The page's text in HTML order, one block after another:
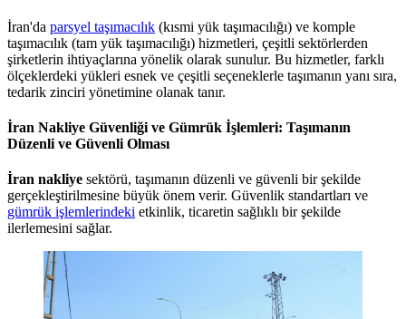
İran'da parsyel taşımacılık (kısmi yük taşımacılığı) ve komple
taşımacılık (tam yük taşımacılığı) hizmetleri, çeşitli sektörlerden
şirketlerin ihtiyaçlarına yönelik olarak sunulur. Bu hizmetler, farklı
ölçeklerdeki yükleri esnek ve çeşitli seçeneklerle taşımanın yanı sıra,
tedarik zinciri yönetimine olanak tanır.
İran Nakliye Güvenliği ve Gümrük İşlemleri: Taşımanın
Düzenli ve Güvenli Olması
İran nakliye sektörü, taşımanın düzenli ve güvenli bir şekilde
gerçekleştirilmesine büyük önem verir. Güvenlik standartları ve
gümrük işlemlerindeki etkinlik, ticaretin sağlıklı bir şekilde
ilerlemesini sağlar.